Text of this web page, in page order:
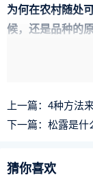
为何在农村随处
候，还是品种的原
松树是在我国
上一篇： 4种方法
下一篇： 松露是什
猜你喜欢